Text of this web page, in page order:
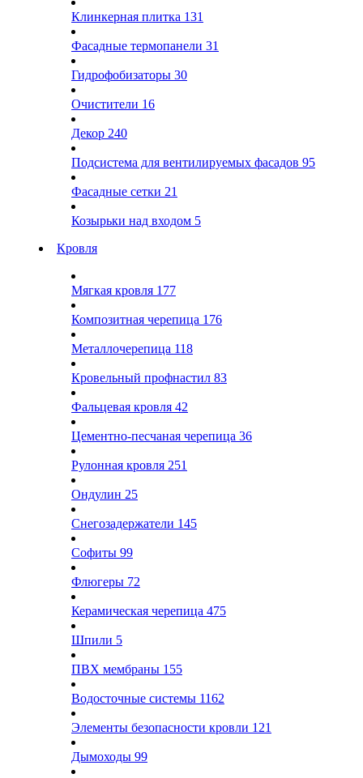
Клинкерная плитка 131
Фасадные термопанели 31
Гидрофобизаторы 30
Очистители 16
Декор 240
Подсистема для вентилируемых фасадов 95
Фасадные сетки 21
Козырьки над входом 5
Кровля
Мягкая кровля 177
Композитная черепица 176
Металлочерепица 118
Кровельный профнастил 83
Фальцевая кровля 42
Цементно-песчаная черепица 36
Рулонная кровля 251
Ондулин 25
Снегозадержатели 145
Софиты 99
Флюгеры 72
Керамическая черепица 475
Шпили 5
ПВХ мембраны 155
Водосточные системы 1162
Элементы безопасности кровли 121
Дымоходы 99